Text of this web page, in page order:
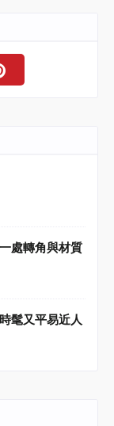
處轉角與材質
髦又平易近人